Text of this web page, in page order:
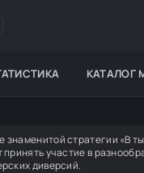
КАТАЛОГ
знаменитой стратегии «В
участие в
диверсий.